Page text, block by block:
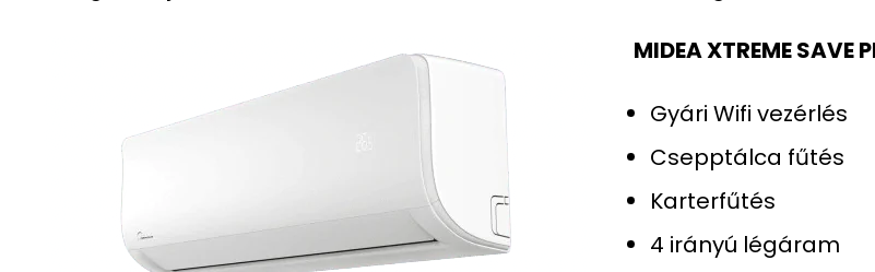
MIDEA XTREME
Gyári Wifi vezérlés
Csepptálca fűtés
Karterfűtés
4 irányú légáram